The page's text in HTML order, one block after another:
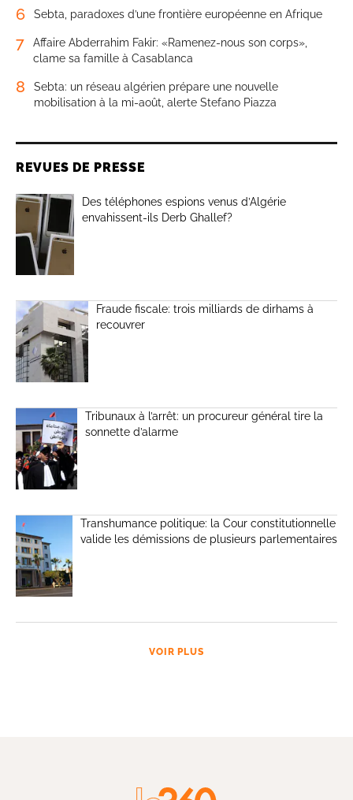
6 Sebta, paradoxes d’une frontière européenne en Afrique
7
Affaire Abderrahim Fakir: «Ramenez-nous son corps»,
clame sa famille à Casablanca
8
Sebta: un réseau algérien prépare une nouvelle
mobilisation à la mi-août, alerte Stefano Piazza
REVUES DE PRESSE
Des téléphones espions venus d’Algérie
envahissent-ils Derb Ghallef?
Fraude fiscale: trois milliards de dirhams à
recouvrer
Tribunaux à l’arrêt: un procureur général tire la
sonnette d’alarme
Transhumance politique: la Cour constitutionnelle
valide les démissions de plusieurs parlementaires
VOIR PLUS